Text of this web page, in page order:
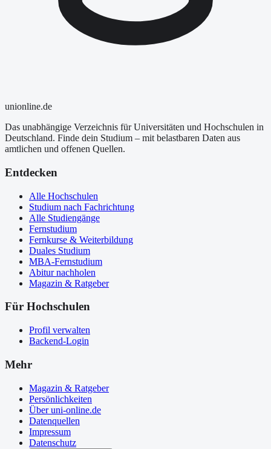
unionline.de
Das unabhängige Verzeichnis für Universitäten und Hochschulen in
Deutschland. Finde dein Studium – mit belastbaren Daten aus
amtlichen und offenen Quellen.
Entdecken
Alle Hochschulen
Studium nach Fachrichtung
Alle Studiengänge
Fernstudium
Fernkurse & Weiterbildung
Duales Studium
MBA-Fernstudium
Abitur nachholen
Magazin & Ratgeber
Für Hochschulen
Profil verwalten
Backend-Login
Mehr
Magazin & Ratgeber
Persönlichkeiten
Über uni-online.de
Datenquellen
Impressum
Datenschutz